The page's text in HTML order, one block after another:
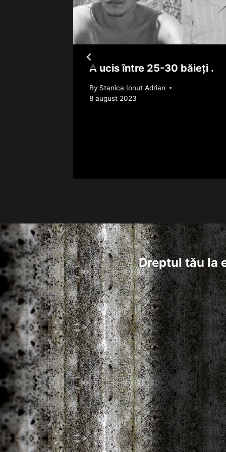
A ucis între 25-30 băieţi .
By Stanica Ionut Adrian
8 august 2023
Dreptul tău la